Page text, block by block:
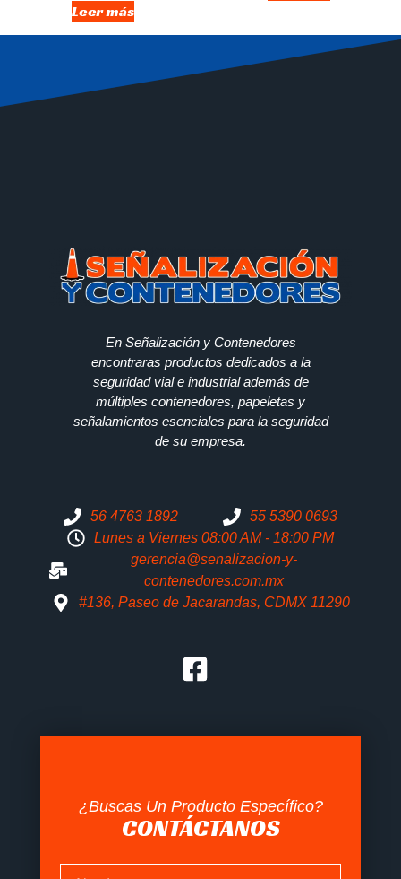
Leer más
En Señalización y Contenedores
encontraras productos dedicados a la
seguridad vial e industrial además de
múltiples contenedores, papeletas y
señalamientos esenciales para la seguridad
de su empresa.
56 4763 1892
55 5390 0693
Lunes a Viernes 08:00 AM - 18:00 PM
gerencia@senalizacion-y-
contenedores.com.mx
#136, Paseo de Jacarandas, CDMX 11290
¿Buscas Un Producto Específico?
CONTÁCTANOS